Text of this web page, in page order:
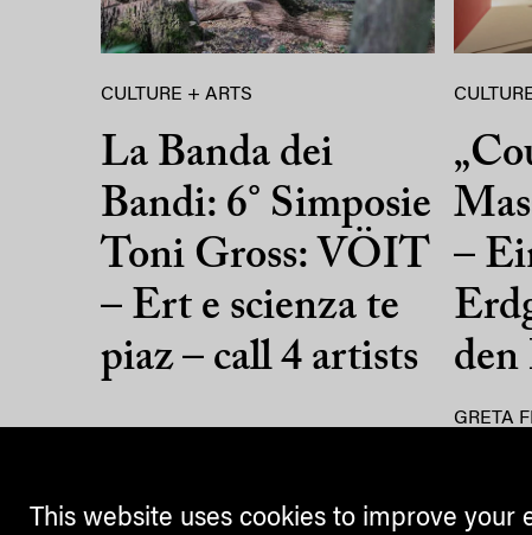
CULTURE + ARTS
La Banda dei
Bandi: 6° Simposie
Toni Gross: VÖIT
– Ert e scienza te
piaz – call 4 artists
–
GRETA
This website uses cookies to improve your